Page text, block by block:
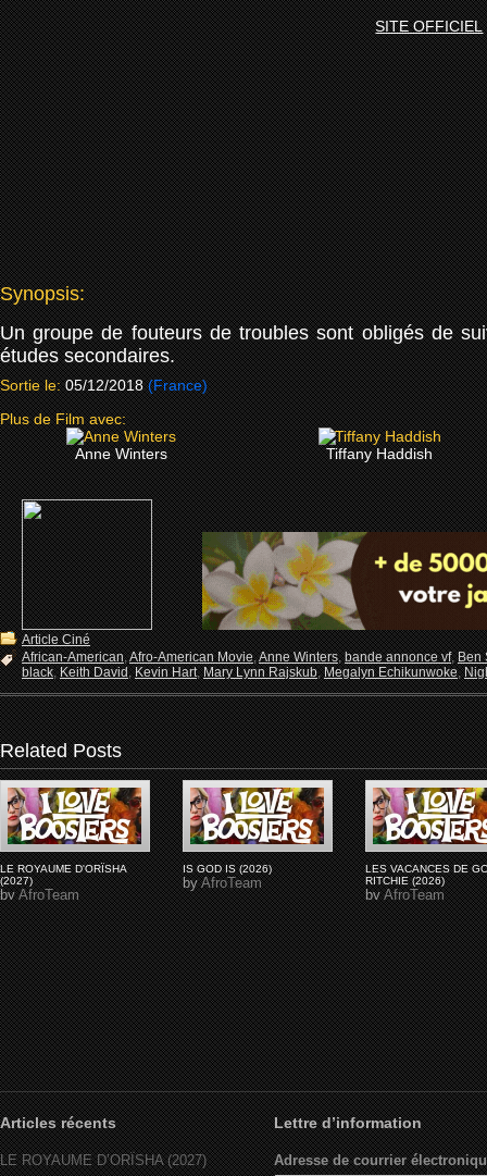
SITE OFFICIEL
Synopsis:
Un groupe de fouteurs de troubles sont obligés de
études secondaires.
Sortie le: 05/12/2018 (France)
Plus de Film avec:
Anne Winters
Tiffany Haddish
Article Ciné
African-American,Afro-American Movie,Anne Winters,bande annonce vf,Ben
black,Keith David,Kevin Hart,Mary Lynn Rajskub,Megalyn Echikunwoke,
Related Posts
LE ROYAUME D'ORÏSHA
(2027)
byAfroTeam
IS GOD IS (2026)
byAfroTeam
LES VACANCES DE
RITCHIE (2026)
byAfroTeam
Articles récents
LE ROYAUME D’ORÏSHA (2027)
Lettre d’information
Adresse de courrier